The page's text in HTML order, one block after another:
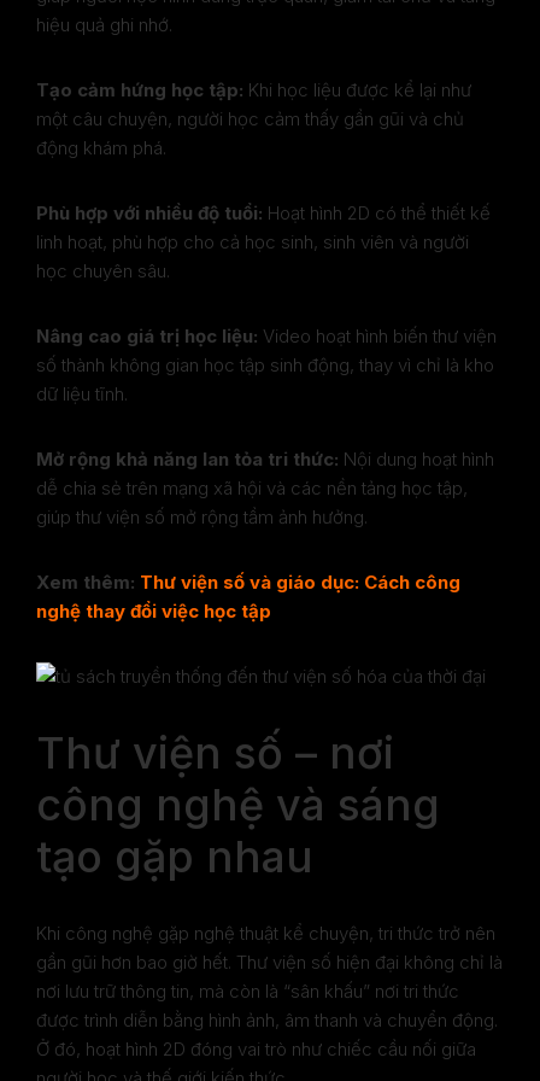
hiệu quả ghi nhớ.
Tạo cảm hứng học tập: Khi học liệu được kể lại như
một câu chuyện, người học cảm thấy gần gũi và chủ
động khám phá.
Phù hợp với nhiều độ tuổi: Hoạt hình 2D có thể thiết kế
linh hoạt, phù hợp cho cả học sinh, sinh viên và người
học chuyên sâu.
Nâng cao giá trị học liệu: Video hoạt hình biến thư viện
số thành không gian học tập sinh động, thay vì chỉ là kho
dữ liệu tĩnh.
Mở rộng khả năng lan tỏa tri thức: Nội dung hoạt hình
dễ chia sẻ trên mạng xã hội và các nền tảng học tập,
giúp thư viện số mở rộng tầm ảnh hưởng.
Xem thêm: Thư viện số và giáo dục: Cách công
nghệ thay đổi việc học tập
Thư viện số – nơi
công nghệ và sáng
tạo gặp nhau
Khi công nghệ gặp nghệ thuật kể chuyện, tri thức trở nên
gần gũi hơn bao giờ hết. Thư viện số hiện đại không chỉ là
nơi lưu trữ thông tin, mà còn là “sân khấu” nơi tri thức
được trình diễn bằng hình ảnh, âm thanh và chuyển động.
Ở đó, hoạt hình 2D đóng vai trò như chiếc cầu nối giữa